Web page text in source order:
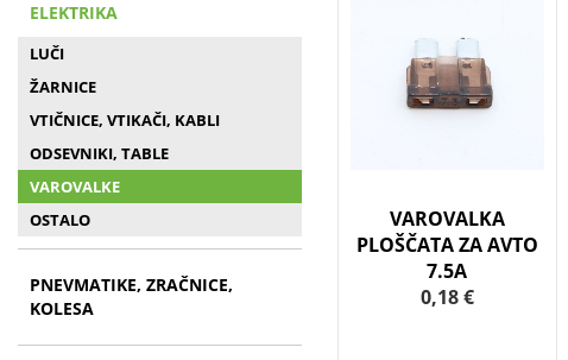
ELEKTRIKA
LUČI
ŽARNICE
VTIČNICE, VTIKAČI, KABLI
ODSEVNIKI, TABLE
VAROVALKE
OSTALO
PNEVMATIKE, ZRAČNICE,
KOLESA
VAROVALKA
PLOŠČATA ZA AVTO
7.5A
0,18 €